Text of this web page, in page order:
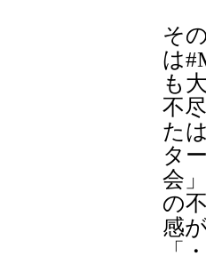
そ
は
も
不
た
タ
会
の
感
「